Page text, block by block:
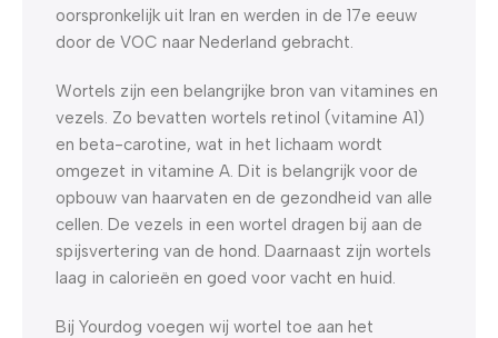
oorspronkelijk uit Iran en werden in de 17e eeuw
door de VOC naar Nederland gebracht.
Wortels zijn een belangrijke bron van vitamines en
vezels. Zo bevatten wortels retinol (vitamine A1)
en beta-carotine, wat in het lichaam wordt
omgezet in vitamine A. Dit is belangrijk voor de
opbouw van haarvaten en de gezondheid van alle
cellen. De vezels in een wortel dragen bij aan de
spijsvertering van de hond. Daarnaast zijn wortels
laag in calorieën en goed voor vacht en huid.
Bij Yourdog voegen wij wortel toe aan het